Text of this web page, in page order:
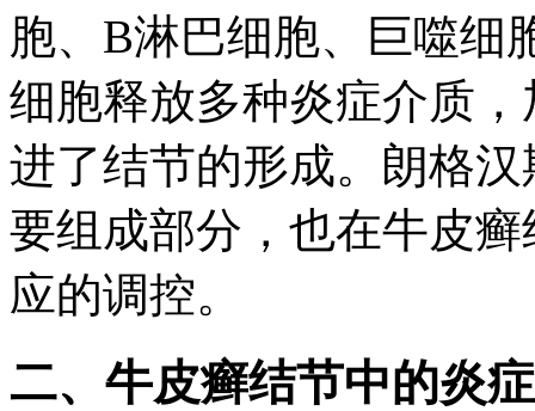
胞、B淋巴细胞、巨噬细
细胞释放多种炎症介质
进了结节的形成。朗格
要组成部分，也在牛皮
应的调控。
二、牛皮癣结节中的炎